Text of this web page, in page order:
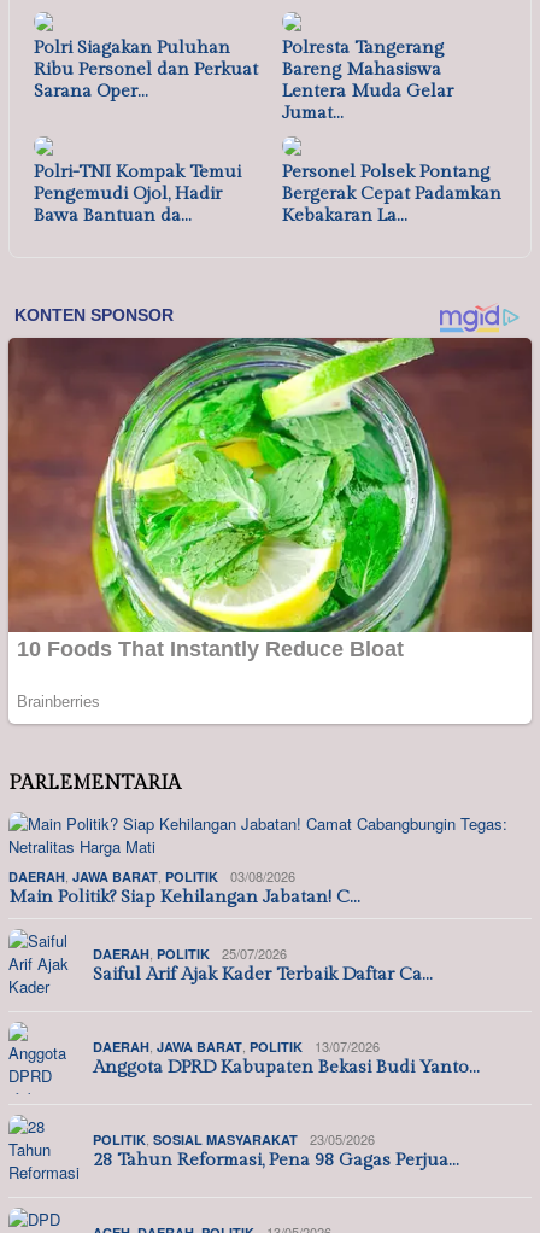
Polri Siagakan Puluhan
Ribu Personel dan Perkuat
Sarana Oper…
Polresta Tangerang
Bareng Mahasiswa
Lentera Muda Gelar
Jumat…
Polri-TNI Kompak Temui
Pengemudi Ojol, Hadir
Bawa Bantuan da…
Personel Polsek Pontang
Bergerak Cepat Padamkan
Kebakaran La…
PARLEMENTARIA
DAERAH JAWA BARAT POLITIK 03/08/2026
Main Politik? Siap Kehilangan Jabatan! C…
DAERAH POLITIK 25/07/2026
Saiful Arif Ajak Kader Terbaik Daftar Ca…
DAERAH JAWA BARAT POLITIK 13/07/2026
Anggota DPRD Kabupaten Bekasi Budi Yanto…
POLITIK SOSIAL MASYARAKAT 23/05/2026
28 Tahun Reformasi, Pena 98 Gagas Perjua…